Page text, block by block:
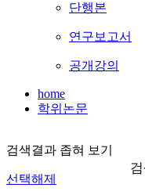
단행본
연구보고서
공개강의
home
학위논문
검색결과 좁혀 보기
선택해제